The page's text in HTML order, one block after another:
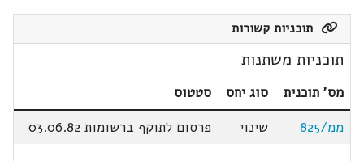
תוכניות קשורות
תוכניות משתנות
מס' תוכנית סוג יחס
סטטוס
ממ/825
שינוי פרסום לתוקף ברשומות 03.06.82